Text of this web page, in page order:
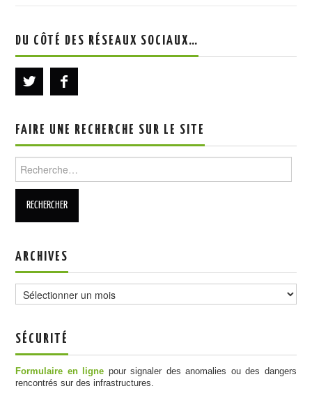
DU CÔTÉ DES RÉSEAUX SOCIAUX…
FAIRE UNE RECHERCHE SUR LE SITE
ARCHIVES
SÉCURITÉ
Formulaire en ligne pour signaler des anomalies ou des dangers
rencontrés sur des infrastructures.